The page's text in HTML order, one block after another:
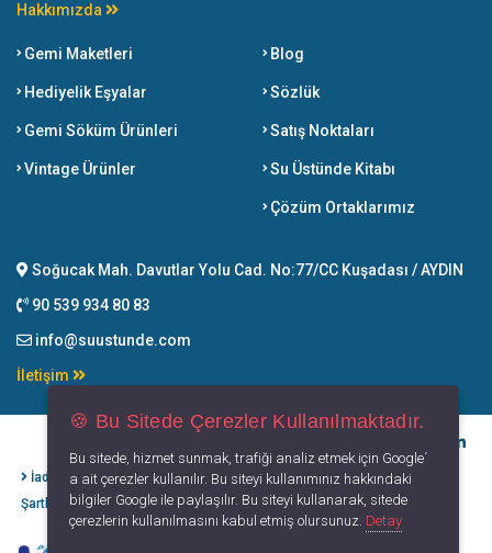
Hakkımızda
Gemi Maketleri
Hediyelik Eşyalar
Gemi Söküm Ürünleri
Vintage Ürünler
Blog
Sözlük
Satış Noktaları
Su Üstünde Kitabı
Çözüm Ortaklarımız
Soğucak Mah. Davutlar Yolu Cad. No:77/CC Kuşadası / AYDIN
90 539 934 80 83
info@suustunde.com
İletişim
İade İptal
Şartları
Kişisel Verilerin
Korunması
Gizlilik
Politikası
Kullanım
Koşulları
🍪 Bu Sitede Çerezler Kullanılmaktadır.
Bu sitede, hizmet sunmak, trafiği analiz etmek için Google´
a ait çerezler kullanılır. Bu siteyi kullanımınız hakkındaki
bilgiler Google ile paylaşılır. Bu siteyi kullanarak, sitede
çerezlerin kullanılmasını kabul etmiş olursunuz. Detay